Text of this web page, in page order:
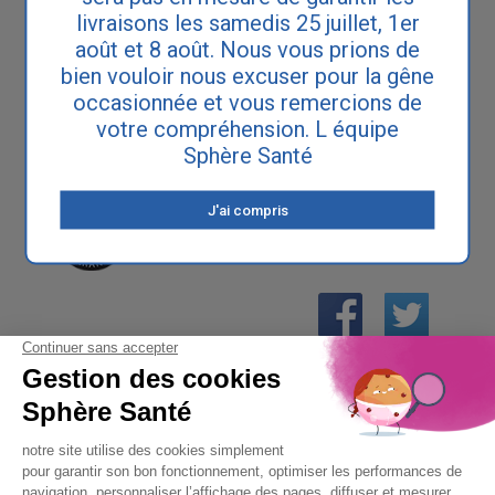
l'incontinence et les fuites urinaires.
Notre philosophie est de vous apporter à la fois
une information exhaustive sur les causes et les
traitements de cette pathologie touchant 5
millions de personnes en France, ainsi qu'une
gamme de produits absorbants pour vivre au
quotidien avec les fuites urinaires et retrouver
ainsi toute votre autonomie.
sphere-sante.com est un site marchand en
ligne agréé Trusted Shops avec label de
01 61 30 15 94
(prix d’un appel local)
CONTACTEZ-NOUS
livraisons les samedis 25 juillet, 1er
août et 8 août. Nous vous prions de
bien vouloir nous excuser pour la gêne
occasionnée et vous remercions de
votre compréhension. L équipe
Sphère Santé
J'ai compris